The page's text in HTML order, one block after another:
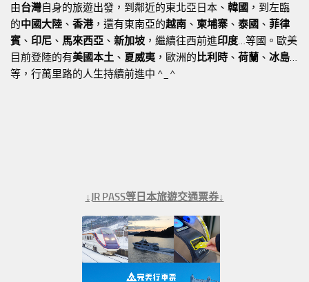
由台灣自身的旅遊出發，到鄰近的東北亞日本、 韓國 ，到左臨
的中國大陸 、 香港，還有東南亞的越南 、 柬埔寨 、 泰國 、 菲律
賓 、 印尼 、 馬來西亞 、 新加坡 ，繼續往西前進印度…等國。歐美
目前登陸的有美國本土 、 夏威夷 ，歐洲的比利時 、 荷蘭 、 冰島…
等，行萬里路的人生持續前進中 ^_^
↓JR PASS等日本旅遊交通票券↓